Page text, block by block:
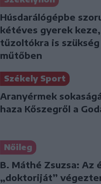
Húsdarálógépbe
kétéves gyerek
tűzoltókra is
műtőben
Székely Sport
Aranyérmek
haza Kőszegről a
Nőileg
B. Máthé Zsuzsa: Az
„doktoriját”